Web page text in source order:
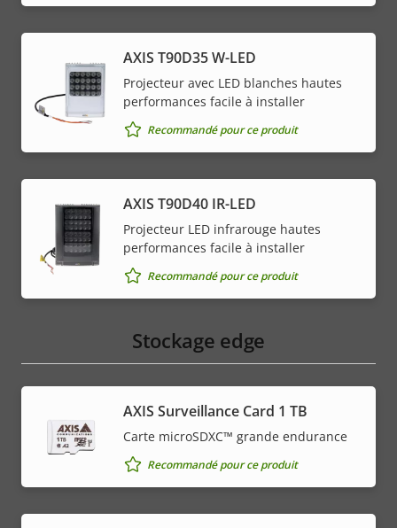
AXIS T90D35 W-LED
Projecteur avec LED blanches hautes
performances facile à installer
Recommandé pour ce produit
AXIS T90D40 IR-LED
Projecteur LED infrarouge hautes
performances facile à installer
Recommandé pour ce produit
Stockage edge
AXIS Surveillance Card 1 TB
Carte microSDXC™ grande endurance
Recommandé pour ce produit